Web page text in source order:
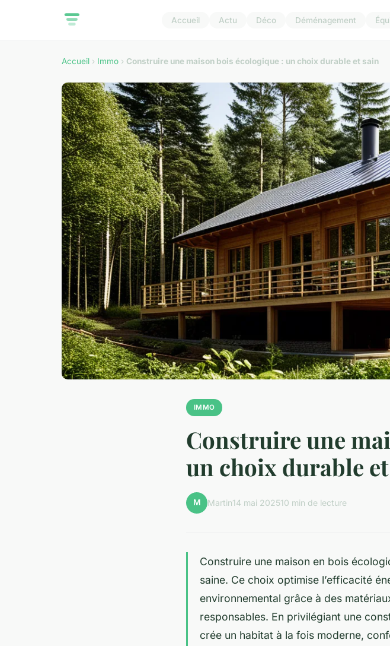
Accueil Actu Déco Déménagement
Accueil › Immo › Construire une maison bois écologique : un choix durable et sain
IMMO
Construire une
un choix durable
M Martin14 mai 202510 min de lecture
Construire une maison en bois
saine. Ce choix optimise l’efficacité
environnemental grâce à des
responsables. En privilégiant une
crée un habitat à la fois moderne,